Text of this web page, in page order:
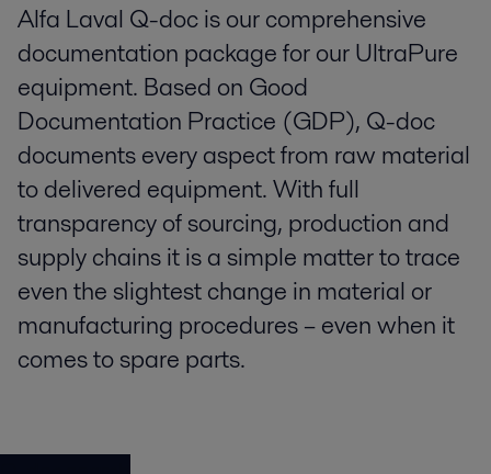
Alfa Laval Q-doc is our comprehensive
documentation package for our UltraPure
equipment. Based on Good
Documentation Practice (GDP), Q-doc
documents every aspect from raw material
to delivered equipment. With full
transparency of sourcing, production and
supply chains it is a simple matter to trace
even the slightest change in material or
manufacturing procedures – even when it
comes to spare parts.